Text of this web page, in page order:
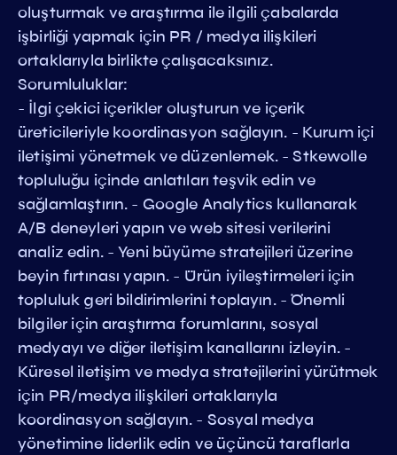
oluşturmak ve araştırma ile ilgili çabalarda
işbirliği yapmak için PR / medya ilişkileri
ortaklarıyla birlikte çalışacaksınız.
Sorumluluklar:
- İlgi çekici içerikler oluşturun ve içerik
üreticileriyle koordinasyon sağlayın. - Kurum içi
iletişimi yönetmek ve düzenlemek. - Stkewolle
topluluğu içinde anlatıları teşvik edin ve
sağlamlaştırın. - Google Analytics kullanarak
A/B deneyleri yapın ve web sitesi verilerini
analiz edin. - Yeni büyüme stratejileri üzerine
beyin fırtınası yapın. - Ürün iyileştirmeleri için
topluluk geri bildirimlerini toplayın. - Önemli
bilgiler için araştırma forumlarını, sosyal
medyayı ve diğer iletişim kanallarını izleyin. -
Küresel iletişim ve medya stratejilerini yürütmek
için PR/medya ilişkileri ortaklarıyla
koordinasyon sağlayın. - Sosyal medya
yönetimine liderlik edin ve üçüncü taraflarla